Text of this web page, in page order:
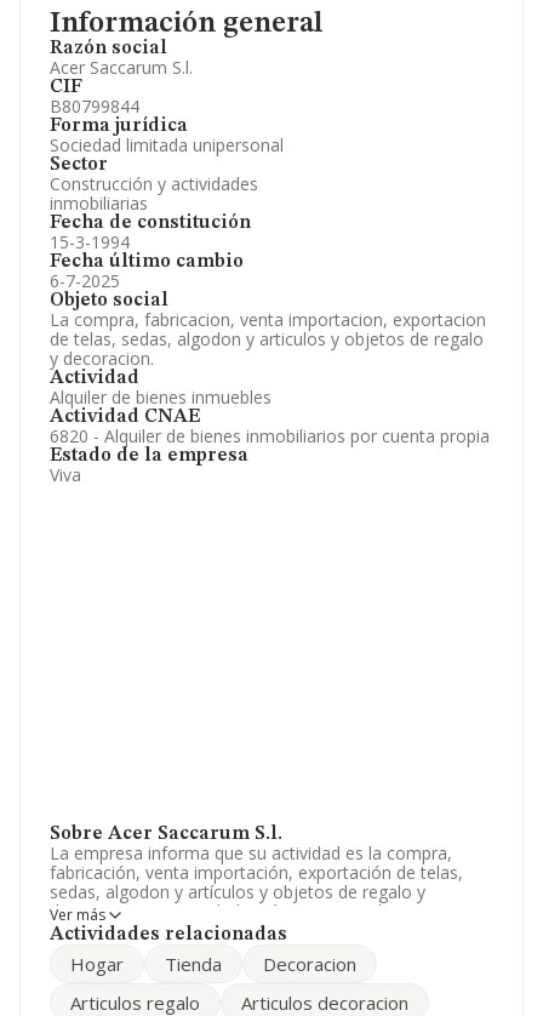
Información general
Razón social
Acer Saccarum S.l.
CIF
B80799844
Forma jurídica
Sociedad limitada unipersonal
Sector
Construcción y actividades
inmobiliarias
Fecha de constitución
15-3-1994
Fecha último cambio
6-7-2025
Objeto social
La compra, fabricacion, venta importacion, exportacion
de telas, sedas, algodon y articulos y objetos de regalo
y decoracion.
Actividad
Alquiler de bienes inmuebles
Actividad CNAE
6820 - Alquiler de bienes inmobiliarios por cuenta propia
Estado de la empresa
Viva
Sobre Acer Saccarum S.l.
La empresa informa que su actividad es la compra,
fabricación, venta importación, exportación de telas,
sedas, algodon y artículos y objetos de regalo y
decoracion. La sociedad está inscrita en el Registro
Mercantil como Sociedad Limitada. La actividad de
inmobiliarios por cuenta propia', cuyo Código es 6820.
Ver más
Actividades relacionadas
Hogar Tienda
Decoracion
Articulos regalo
Articulos decoracion
Información oficial y registral complementaria.